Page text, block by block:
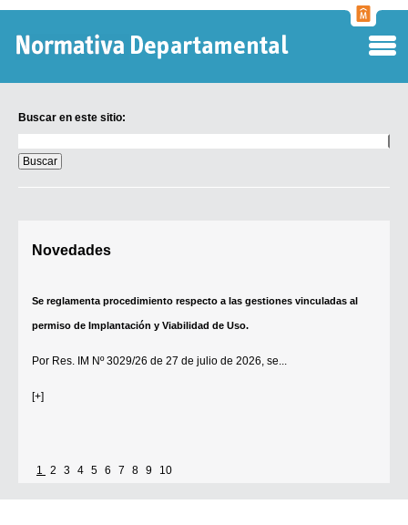
Buscar en este sitio:
en
este
sitio:
Novedades
Se reglamenta procedimiento respecto a las gestiones vinculadas al
permiso de Implantación y Viabilidad de Uso.
Por Res. IM Nº 3029/26 de 27 de julio de 2026, se...
[+]
1 2 3 4 5 6 7 8 9 10